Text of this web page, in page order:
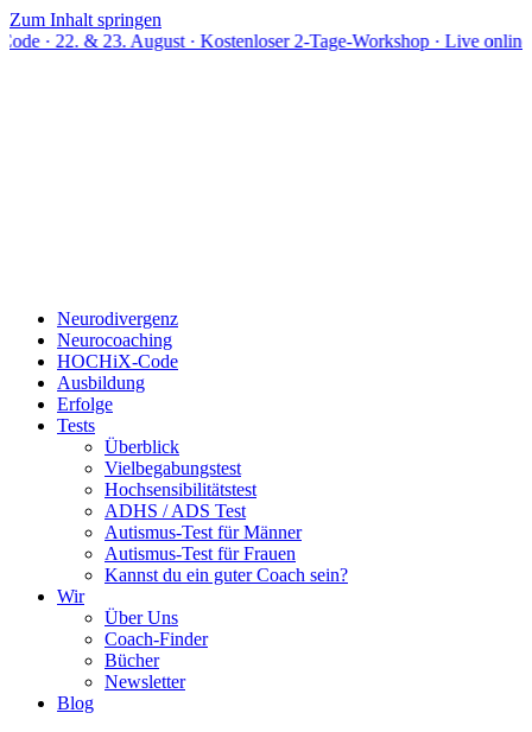
Zum Inhalt springen
23. August · Kostenloser 2-Tage-Workshop · Live online
Neurodivergenz
Neurocoaching
HOCHiX-Code
Ausbildung
Erfolge
Tests
Überblick
Vielbegabungstest
Hochsensibilitätstest
ADHS / ADS Test
Autismus-Test für Männer
Autismus-Test für Frauen
Kannst du ein guter Coach sein?
Wir
Über Uns
Coach-Finder
Bücher
Newsletter
Blog